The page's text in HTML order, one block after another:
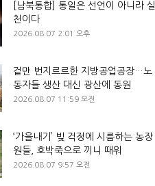
[남북통합] 통일은 선언이 아니라 실
천이다
2026.08.07 2:01 오후
겉만 번지르르한 지방공업공장…노
동자들 생산 대신 광산에 동원
2026.08.07 11:59 오전
‘가을내기’ 빚 걱정에 시름하는 농장
원들, 호박죽으로 끼니 때워
2026.08.07 9:57 오전